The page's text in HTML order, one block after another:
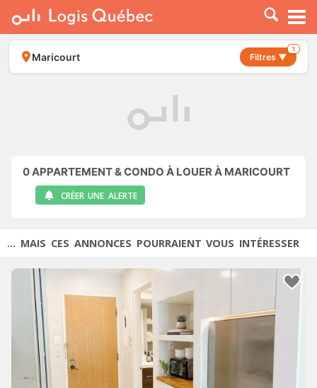
À LOUER
À VENDRE
PLACER UNE ANNONCE
Maricourt Filtres ▼
1
0APPARTEMENT & CONDO À LOUER À MARICOURT
CRÉER UNE ALERTE
... MAIS CES ANNONCES POURRAIENT VOUS INTÉRESSER